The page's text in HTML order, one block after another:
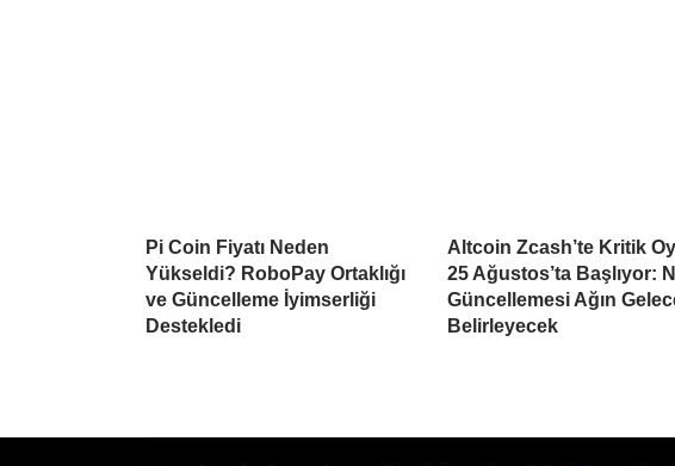
Pi Coin Fiyatı Neden
Yükseldi? RoboPay Ortaklığı
ve Güncelleme İyimserliği
Destekledi
Altcoin Zcash’te Kritik
25 Ağustos’ta Başlıyor:
Güncellemesi Ağın
Belirleyecek